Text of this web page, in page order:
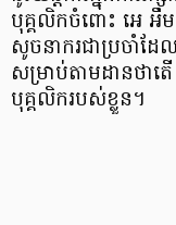
បុគ្គលិកចំពោះ អេ អឹ
សូចនាករជាប្រចាំដ
សម្រាប់តាមដានថាតើ
បុគ្គលិករបស់ខ្លួន។